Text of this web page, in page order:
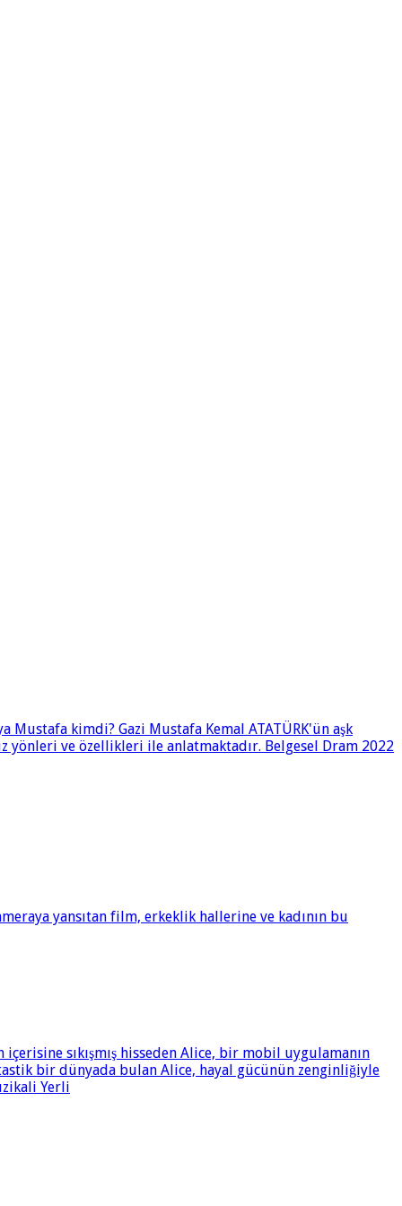
kimdi? Gazi Mustafa Kemal ATATÜRK'ün aşk
yönleri ve özellikleri ile anlatmaktadır. Belgesel Dram 2022
yansıtan film, erkeklik hallerine ve kadının bu
sıkışmış hisseden Alice, bir mobil uygulamanın
bir dünyada bulan Alice, hayal gücünün zenginliğiyle
Yerli